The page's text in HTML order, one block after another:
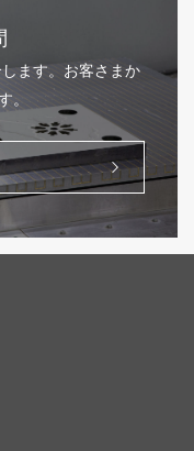
ます。お客さまか